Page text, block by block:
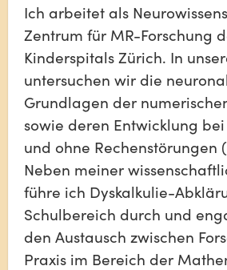
Ich arbeitet als
Zentrum für MR-Forschung
Kinderspitals Zürich. In
untersuchen wir die
Grundlagen der
sowie deren Entwicklung
und ohne Rechenstörungen
Neben meiner
führe ich Dyskalkulie-
Schulbereich durch und
den Austausch zwischen
Praxis im Bereich der